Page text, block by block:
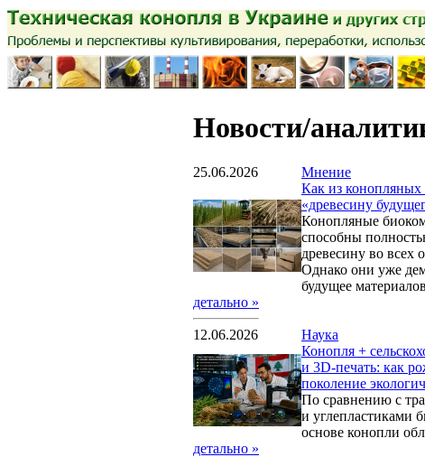
Новости/
25.06.2026
Мнение
Как из конопляных
«древесину
Конопляные
способны
древесину во всех
Однако они уже
будущее
детально »
12.06.2026
Наука
Конопля +
и 3D-печать: как
поколение
По сравнению с
и углепластиками
основе конопли
детально »